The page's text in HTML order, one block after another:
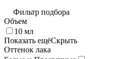
Фильтр подбора
Объем
10 мл
Показать ещёСкрыть
Оттенок лака